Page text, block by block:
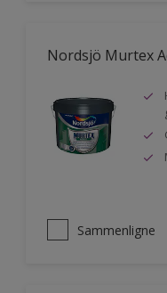
Nordsjö Murtex
Sammenligne